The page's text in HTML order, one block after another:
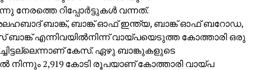
നേരത്തെ റിപ്പോര്‍ട്ടുകള്‍ വന്നത്.
ബാങ്ക്, ബാങ്ക് ഓഫ് ഇന്ത്യ, ബാങ്ക് ഓഫ് ബറോഡ,
എന്നിവയില്‍നിന്ന് വായ്പയെടുത്ത കോത്താരി ഒരു
കേസ്. ഏഴു ബാങ്കുകളുടെ
2,919 കോടി രൂപയാണ് കോത്താരി വായ്പ